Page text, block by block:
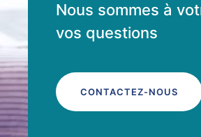
Nous sommes à
vos questions
CONTACTEZ-NOUS